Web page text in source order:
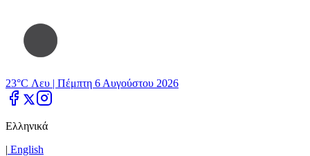
23°C Λευ | Πέμπτη 6 Αυγούστου 2026
Ελληνικά
| Εnglish